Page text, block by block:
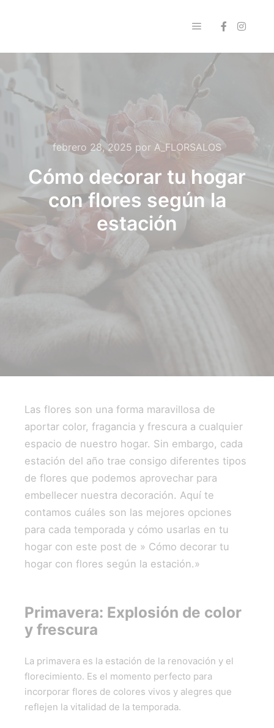
febrero 28, 2025 por A_FLORSALOS
Cómo decorar tu hogar
con flores según la
estación
Las flores son una forma maravillosa de
aportar color, fragancia y frescura a cualquier
espacio de nuestro hogar. Sin embargo, cada
estación del año trae consigo diferentes tipos
de flores que podemos aprovechar para
embellecer nuestra decoración. Aquí te
contamos cuáles son las mejores opciones
para cada temporada y cómo usarlas en tu
hogar con este post de » Cómo decorar tu
hogar con flores según la estación.»
Primavera: Explosión de color
y frescura
La primavera es la estación de la renovación y el
florecimiento. Es el momento perfecto para
incorporar flores de colores vivos y alegres que
reflejen la vitalidad de la temporada.